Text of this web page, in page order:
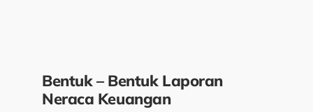
Bentuk – Bentuk Laporan
Neraca Keuangan